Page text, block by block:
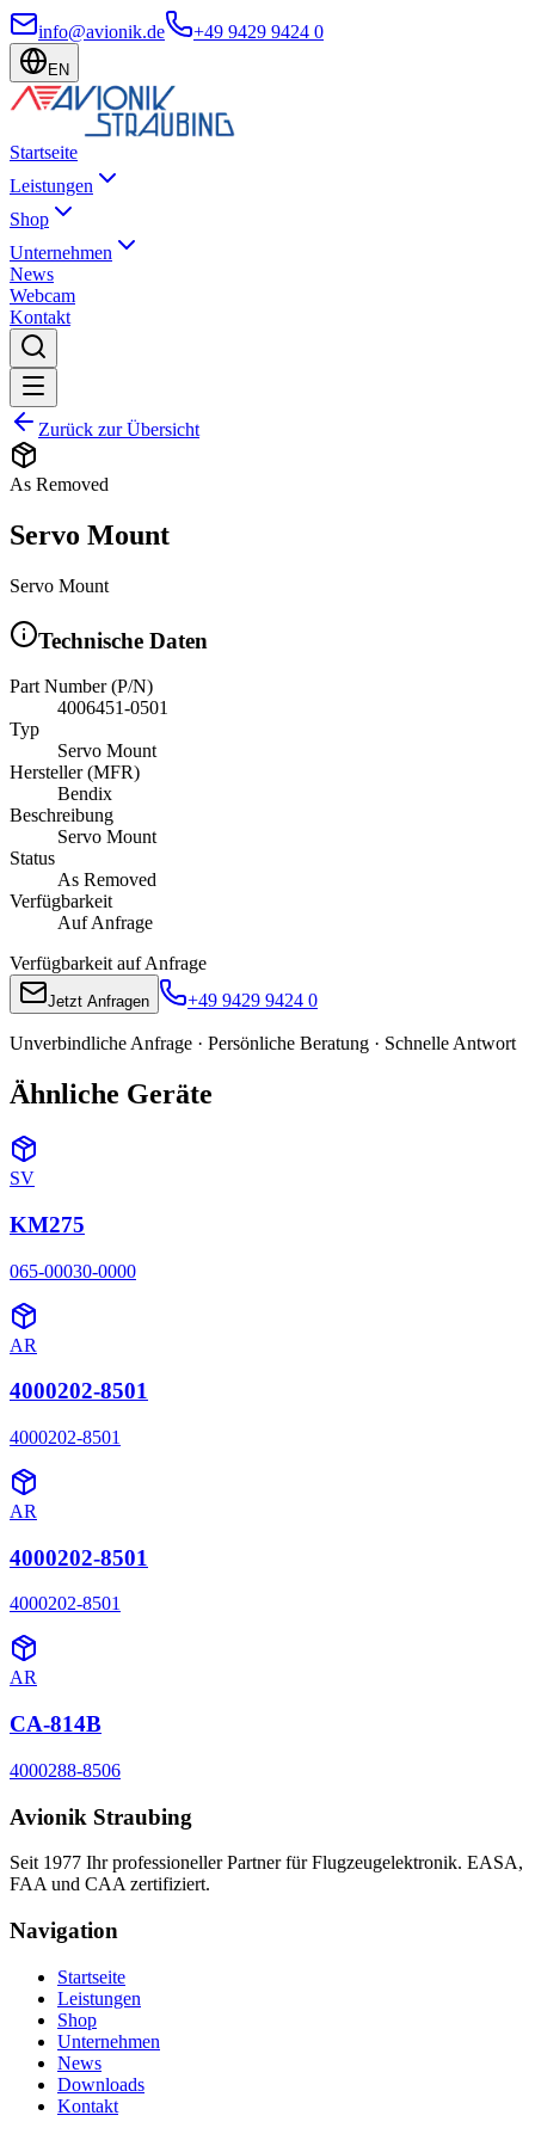
info@avionik.de +49 9429 9424 0
EN
Startseite
Leistungen
Shop
Unternehmen
News
Webcam
Kontakt
Zurück zur Übersicht
As Removed
Servo Mount
Servo Mount
Technische Daten
Part Number (P/N)
4006451-0501
Typ
Servo Mount
Hersteller (MFR)
Bendix
Beschreibung
Servo Mount
Status
As Removed
Verfügbarkeit
Auf Anfrage
Verfügbarkeit auf Anfrage
Jetzt Anfragen +49 9429 9424 0
Unverbindliche Anfrage · Persönliche Beratung · Schnelle Antwort
Ähnliche Geräte
SV
KM275
065-00030-0000
AR
4000202-8501
4000202-8501
AR
4000202-8501
4000202-8501
AR
CA-814B
4000288-8506
Avionik Straubing
Seit 1977 Ihr professioneller Partner für Flugzeugelektronik. EASA,
FAA und CAA zertifiziert.
Navigation
Startseite
Leistungen
Shop
Unternehmen
News
Downloads
Kontakt